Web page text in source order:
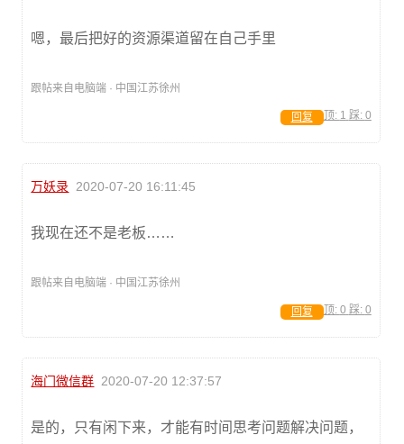
嗯，最后把好的资源渠道留在自己手里
跟帖来自电脑端 · 中国江苏徐州
顶: 1 踩: 0
回复
万妖录 2020-07-20 16:11:45
我现在还不是老板……
跟帖来自电脑端 · 中国江苏徐州
顶: 0 踩: 0
回复
海门微信群 2020-07-20 12:37:57
是的，只有闲下来，才能有时间思考问题解决问题，